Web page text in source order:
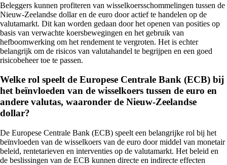
Beleggers kunnen profiteren van wisselkoersschommelingen tussen de
Nieuw-Zeelandse dollar en de euro door actief te handelen op de
valutamarkt. Dit kan worden gedaan door het openen van posities op
basis van verwachte koersbewegingen en het gebruik van
hefboomwerking om het rendement te vergroten. Het is echter
belangrijk om de risicos van valutahandel te begrijpen en een goed
risicobeheer toe te passen.
Welke rol speelt de Europese Centrale Bank (ECB) bij
het beïnvloeden van de wisselkoers tussen de euro en
andere valutas, waaronder de Nieuw-Zeelandse
dollar?
De Europese Centrale Bank (ECB) speelt een belangrijke rol bij het
beïnvloeden van de wisselkoers van de euro door middel van monetair
beleid, rentetarieven en interventies op de valutamarkt. Het beleid en
de beslissingen van de ECB kunnen directe en indirecte effecten